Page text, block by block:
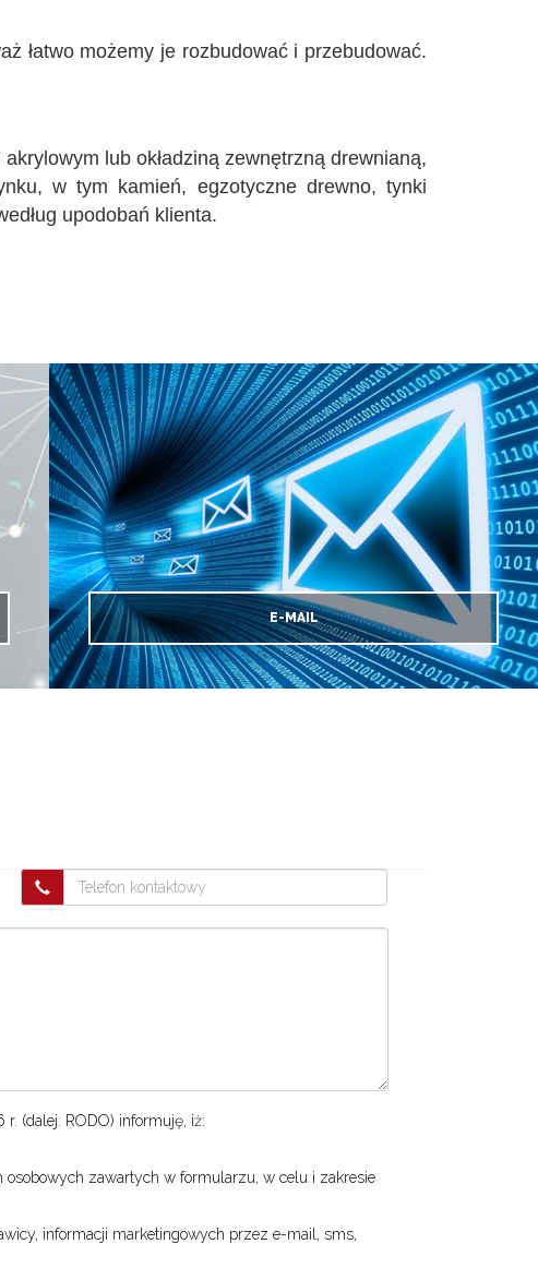
łatwo możemy je rozbudować i przebudować.
lub okładziną zewnętrzną drewnianą,
w tym kamień, egzotyczne drewno, tynki
upodobań klienta.
E-MAIL
(dalej: RODO) informuję, iż:
zawartych w formularzu, w celu i zakresie
informacji marketingowych przez e-mail, sms,